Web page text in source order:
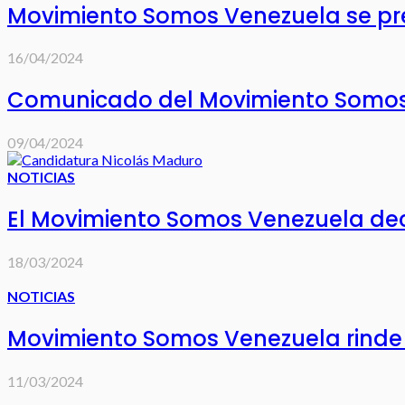
Movimiento Somos Venezuela se
16/04/2024
Comunicado del Movimiento
09/04/2024
NOTICIAS
El Movimiento Somos Venezuela
18/03/2024
NOTICIAS
Movimiento Somos Venezuela
11/03/2024